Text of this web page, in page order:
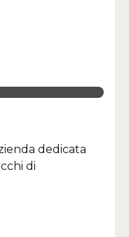
dedicata
di